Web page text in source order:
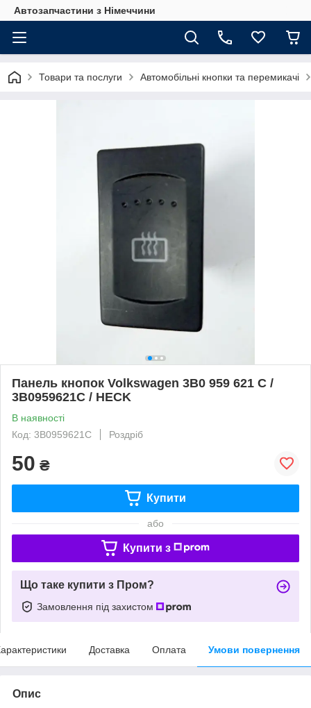
Автозапчастини з Німеччини
Товари та послуги Автомобільні кнопки та перемикачі
Панель кнопок Volkswagen 3B0 959 621 C /
3B0959621C / HECK
В наявності
Код: 3B0959621C
Роздріб
50 ₴
Купити
або
Купити з
Що таке купити з Пром?
Замовлення під захистом
Доставка Оплата Умови повернення
Опис